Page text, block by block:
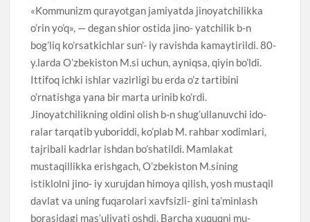
«Kommunizm qurayotgan jamiyatda jinoyatchilikka
o’rin yo’q», — degan shior ostida jino- yatchilik b-n
bog’liq ko’rsatkichlar sun’- iy ravishda kamaytirildi. 80-
y.larda O’zbekiston M.si uchun, ayniqsa, qiyin bo’ldi.
Ittifoq ichki ishlar vazirligi bu erda o’z tartibini
o’rnatishga yana bir marta urinib ko’rdi.
Jinoyatchilikning oldini olish b-n shug’ullanuvchi ido-
ralar tarqatib yuboriddi, ko’plab M. rahbar xodimlari,
tajribali kadrlar ishdan bo’shatildi. Mamlakat
mustaqillikka erishgach, O’zbekiston M.sining
istiklolni jino- iy xurujdan himoya qilish, yosh mustaqil
davlat va uning fuqarolari xavfsizli- gini ta’minlash
borasidagi mas’uliyati oshdi. Barcha xuquqni mu-